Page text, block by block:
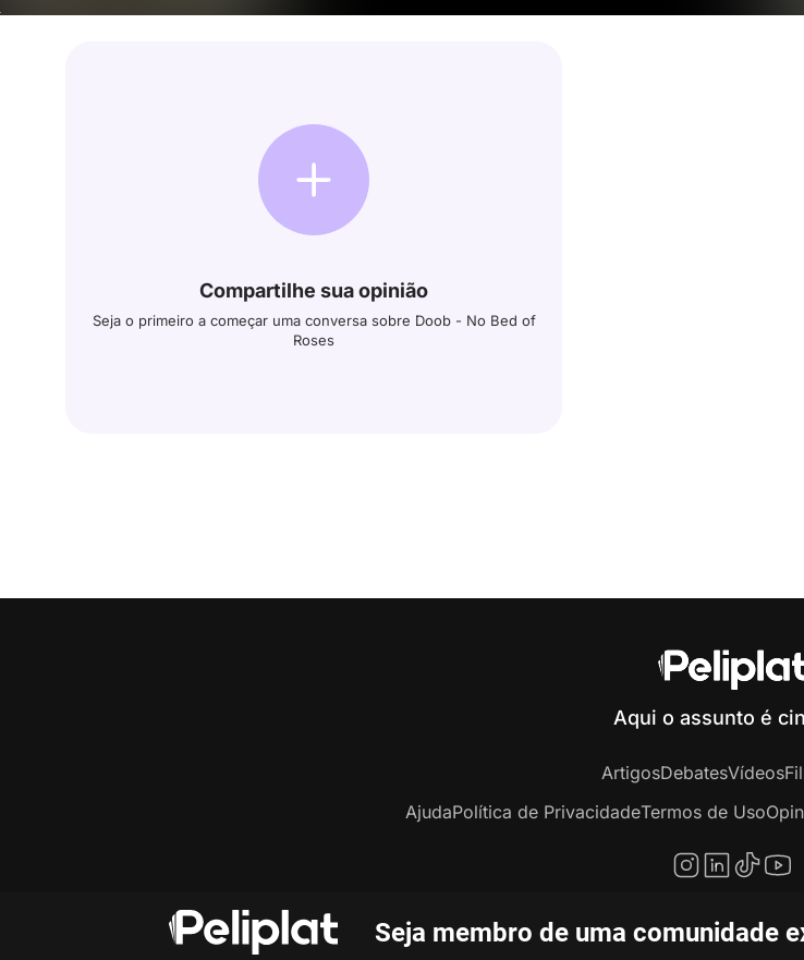
Compartilhe sua opinião
Seja o primeiro a começar uma conversa sobre Doob - No Bed of
Roses
Seja membro de uma comunidade
Aqui o assunto é
ArtigosDebatesVídeos
AjudaPolítica de PrivacidadeTermos de Uso